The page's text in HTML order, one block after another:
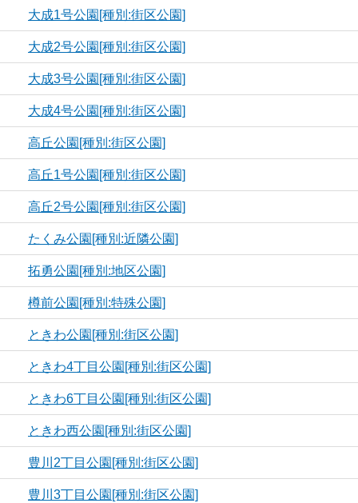
大成1号公園[種別:街区公園]
大成2号公園[種別:街区公園]
大成3号公園[種別:街区公園]
大成4号公園[種別:街区公園]
高丘公園[種別:街区公園]
高丘1号公園[種別:街区公園]
高丘2号公園[種別:街区公園]
たくみ公園[種別:近隣公園]
拓勇公園[種別:地区公園]
樽前公園[種別:特殊公園]
ときわ公園[種別:街区公園]
ときわ4丁目公園[種別:街区公園]
ときわ6丁目公園[種別:街区公園]
ときわ西公園[種別:街区公園]
豊川2丁目公園[種別:街区公園]
豊川3丁目公園[種別:街区公園]